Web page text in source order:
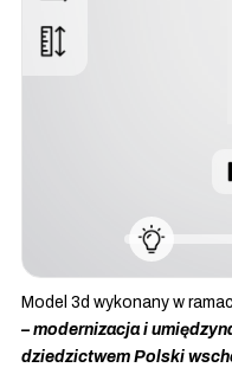
Model 3d wykonany w
– modernizacja i
dziedzictwem Polski